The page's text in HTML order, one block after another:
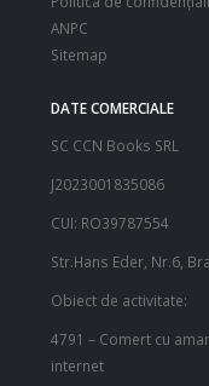
ANPC
Sitemap
DATE COMERCIALE
SC CCN Books SRL
J2023001835086
CUI: RO39787554
Str.Hans Eder, Nr.6,
Obiect de activitate:
4791 – Comert cu
internet